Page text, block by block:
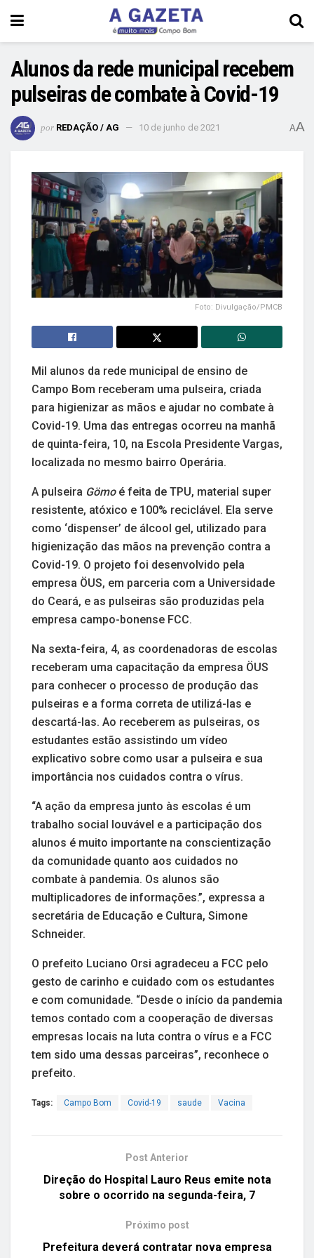
Alunos da rede municipal recebem
pulseiras de combate à Covid-19
por REDAÇÃO / AG 10 de junho de 2021 AA
Foto: Divulgação/PMCB
Mil alunos da rede municipal de ensino de
Campo Bom receberam uma pulseira, criada
para higienizar as mãos e ajudar no combate à
Covid-19. Uma das entregas ocorreu na manhã
de quinta-feira, 10, na Escola Presidente Vargas,
localizada no mesmo bairro Operária.
A pulseira Gömo é feita de TPU, material super
resistente, atóxico e 100% reciclável. Ela serve
como ‘dispenser’ de álcool gel, utilizado para
higienização das mãos na prevenção contra a
Covid-19. O projeto foi desenvolvido pela
empresa ÖUS, em parceria com a Universidade
do Ceará, e as pulseiras são produzidas pela
empresa campo-bonense FCC.
Na sexta-feira, 4, as coordenadoras de escolas
receberam uma capacitação da empresa ÖUS
para conhecer o processo de produção das
pulseiras e a forma correta de utilizá-las e
descartá-las. Ao receberem as pulseiras, os
estudantes estão assistindo um vídeo
explicativo sobre como usar a pulseira e sua
importância nos cuidados contra o vírus.
“A ação da empresa junto às escolas é um
trabalho social louvável e a participação dos
alunos é muito importante na conscientização
da comunidade quanto aos cuidados no
combate à pandemia. Os alunos são
multiplicadores de informações.”, expressa a
secretária de Educação e Cultura, Simone
Schneider.
O prefeito Luciano Orsi agradeceu a FCC pelo
gesto de carinho e cuidado com os estudantes
e com comunidade. “Desde o início da pandemia
temos contado com a cooperação de diversas
empresas locais na luta contra o vírus e a FCC
tem sido uma dessas parceiras”, reconhece o
prefeito.
Tags: Campo Bom Covid-19 saude Vacina
Post Anterior
Direção do Hospital Lauro Reus emite nota
sobre o ocorrido na segunda-feira, 7
Próximo post
Prefeitura deverá contratar nova empresa